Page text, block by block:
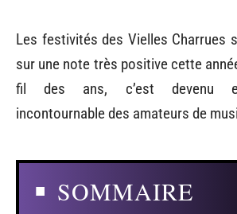
Les festivités des Vielles Charrues
sur une note très positive cette
fil des ans, c’est devenu
incontournable des amateurs de
SOMMAIRE